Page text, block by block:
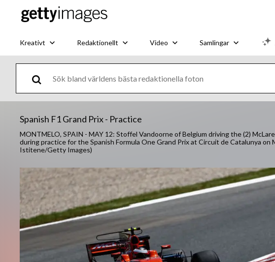
Kreativt Redaktionellt Video Samlingar
Spanish F1 Grand Prix - Practice
MONTMELO, SPAIN - MAY 12: Stoffel Vandoorne of Belgium driving the (2)
during practice for the Spanish Formula One Grand Prix at Circuit de Catalunya on
Istitene/Getty Images)